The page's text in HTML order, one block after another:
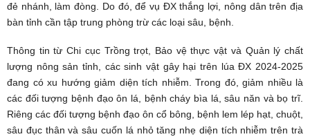
đẻ nhánh, làm đòng. Do đó, để vụ ĐX thắng lợi, nông dân trên địa
bàn tỉnh cần tập trung phòng trừ các loại sâu, bệnh.
Thông tin từ Chi cục Trồng trọt, Bảo vệ thực vật và Quản lý chất
lượng nông sản tỉnh, các sinh vật gây hại trên lúa ĐX 2024-2025
đang có xu hướng giảm diện tích nhiễm. Trong đó, giảm nhiều là
các đối tượng bệnh đạo ôn lá, bệnh cháy bìa lá, sâu năn và bọ trĩ.
Riêng các đối tượng bệnh đạo ôn cổ bông, bệnh lem lép hạt, chuột,
sâu đục thân và sâu cuốn lá nhỏ tăng nhẹ diện tích nhiễm trên trà